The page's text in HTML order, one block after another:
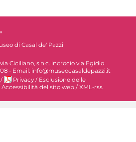
di Casal de' Pazzi
Ciciliano, s.n.c. incrocio via Egidio
- Email: info@museocasaldepazzi.it
/ Privacy / Esclusione delle
Accessibilità del sito web / XML-rss